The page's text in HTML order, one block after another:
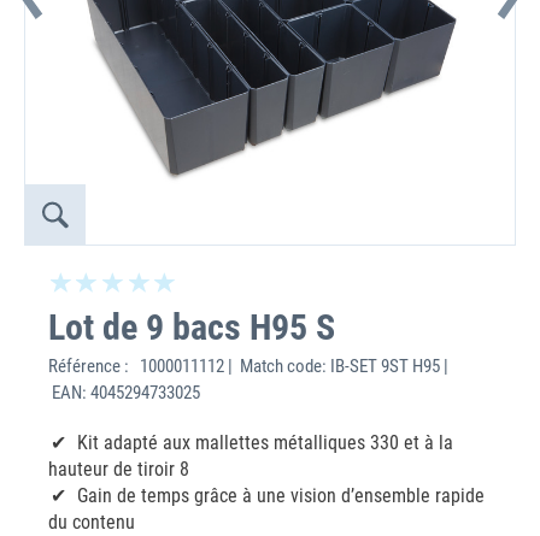
Lot de 9 bacs H95 S
Référence :
1000011112 | Match code: IB-SET 9ST H95 |
EAN: 4045294733025
Kit adapté aux mallettes métalliques 330 et à la
hauteur de tiroir 8
Gain de temps grâce à une vision d’ensemble rapide
du contenu